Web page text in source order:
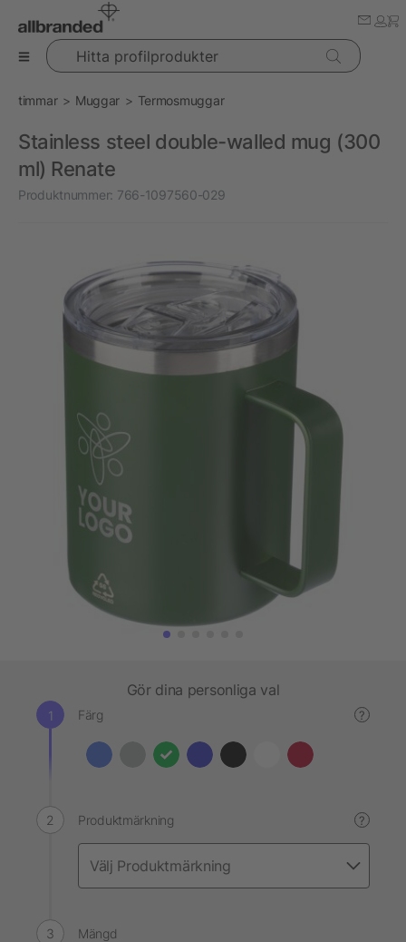
Hitta profilprodukter
timmar Muggar Termosmuggar
Stainless steel double-walled mug (300
ml) Renate
Produktnummer: 766-1097560-029
Gör dina personliga val
Färg ?
Produktmärkning ?
Mängd